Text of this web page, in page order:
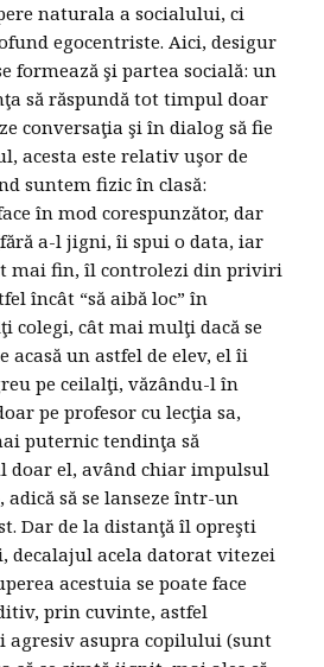
naturala a socialului, ci
egocentriste. Aici, desigur
formează şi partea socială: un
să răspundă tot timpul doar
conversaţia şi în dialog să fie
acesta este relativ uşor de
suntem fizic în clasă:
în mod corespunzător, dar
a-l jigni, îi spui o data, iar
mai fin, îl controlezi din priviri
încât “să aibă loc” în
colegi, cât mai mulţi dacă se
acasă un astfel de elev, el îi
pe ceilalţi, văzându-l în
pe profesor cu lecţia sa,
puternic tendinţa să
doar el, având chiar impulsul
adică să se lanseze într-un
Dar de la distanţă îl opreşti
decalajul acela datorat vitezei
acestuia se poate face
prin cuvinte, astfel
agresiv asupra copilului (sunt